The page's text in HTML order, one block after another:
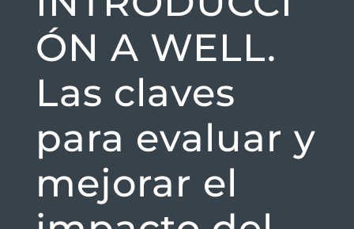
ÓN A WELL.
Las claves
para evaluar y
mejorar el